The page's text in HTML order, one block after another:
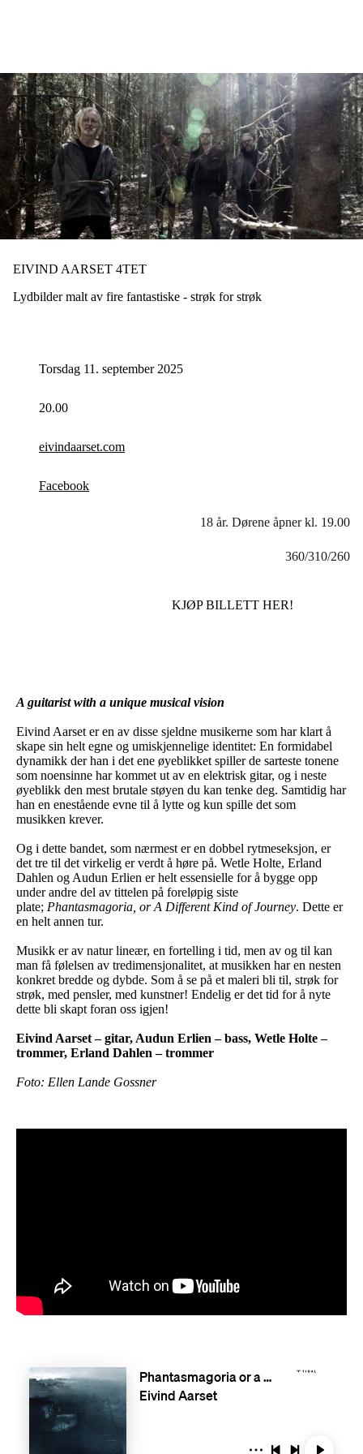
EIVIND AARSET 4TET
Lydbilder malt av fire fantastiske - strøk for strøk
Torsdag 11. september 2025
20.00
eivindaarset.com
Facebook
18 år. Dørene åpner kl. 19.00
360/310/260
KJØP BILLETT HER!
A guitarist with a unique musical vision
Eivind Aarset er en av disse sjeldne musikerne som har klart å
skape sin helt egne og umiskjennelige identitet: En formidabel
dynamikk der han i det ene øyeblikket spiller de sarteste tonene
som noensinne har kommet ut av en elektrisk gitar, og i neste
øyeblikk den mest brutale støyen du kan tenke deg. Samtidig har
han en enestående evne til å lytte og kun spille det som
musikken krever.
Og i dette bandet, som nærmest er en dobbel rytmeseksjon, er
det tre til det virkelig er verdt å høre på. Wetle Holte, Erland
Dahlen og Audun Erlien er helt essensielle for å bygge opp
under andre del av tittelen på foreløpig siste
plate; Phantasmagoria, or A Different Kind of Journey. Dette er
en helt annen tur.
Musikk er av natur lineær, en fortelling i tid, men av og til kan
man få følelsen av tredimensjonalitet, at musikken har en nesten
konkret bredde og dybde. Som å se på et maleri bli til, strøk for
strøk, med pensler, med kunstner! Endelig er det tid for å nyte
dette bli skapt foran oss igjen!
Eivind Aarset – gitar, Audun Erlien – bass, Wetle Holte –
trommer, Erland Dahlen – trommer
Foto: Ellen Lande Gossner